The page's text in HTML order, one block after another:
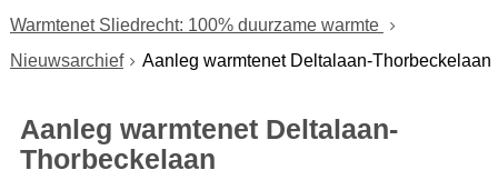
Warmtenet Sliedrecht: 100% duurzame warmte
Nieuwsarchief
Aanleg warmtenet Deltalaan-Thorbeckelaan
Aanleg warmtenet Deltalaan-
Thorbeckelaan